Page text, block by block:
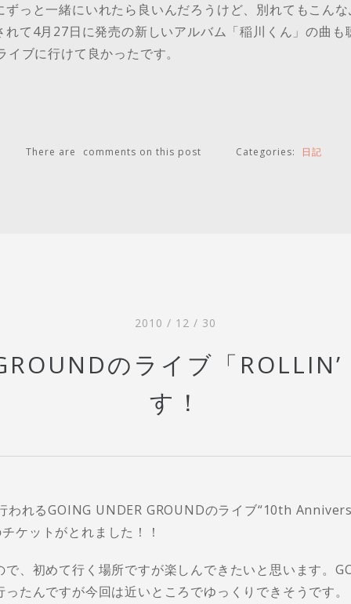
っと一緒にいれたら良いんだろうけど、別れてもこん
れて4月27日に発売の新しいアルバム「稲川くん」の曲も
ブに行けて良かったです。
There are comments on this post Categories: 日記
2010 / 12 / 30
のライブ「ROLLIN’
す！
われるGOING UNDER GROUNDのライブ“10th
ケットがとれました！！
、初めて行く場所ですが楽しんできたいと思います。
たんですが今回は近いところでゆっくりできそうです。